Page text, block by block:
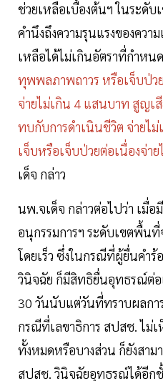
ช่วยเหลือเบื้องต้นฯ ในระดั
คำนึงถึงความรุนแรงของควา
เหลือได้ไม่เกินอัตราที่กำหน
ทุพพลภาพถาวร หรือเจ็บป่ว
จ่ายไม่เกิน 4 แสนบาท สูญเ
ทบกับการดำเนินชีวิต จ่ายไ
เจ็บหรือเจ็บป่วยต่อเนื่องจ่า
เด็จ กล่าว
นพ.จเด็จ กล่าวต่อไปว่า เมื่
อนุกรรมการฯ ระดับเขตพื้น
โดยเร็ว ซึ่งในกรณีที่ผู้ยื่นคำร้
วินิจฉัย ก็มีสิทธิยื่นอุทธรณ์ต่อ
30 วันนับแต่วันที่ทราบผลกา
กรณีที่เลขาธิการ สปสช. ไม่
ทั้งหมดหรือบางส่วน ก็ยังสาม
สปสช. วินิจฉัยอุทธรณ์ได้อีก